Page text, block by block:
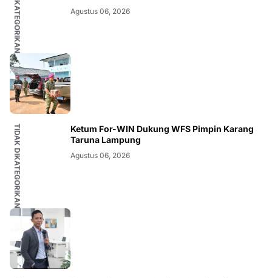
Agustus 06, 2026
TIDAK DIKATEGORIKAN
Ketum For-WIN Dukung WFS Pimpin Karang
Taruna Lampung
Agustus 06, 2026